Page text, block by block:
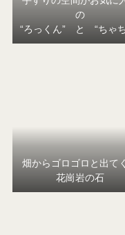
の
“ろっくん” と “ちゃ
畑からゴロゴロと出て
花崗岩の石